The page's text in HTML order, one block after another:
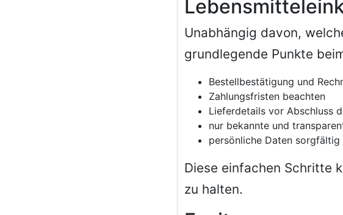
Unabhängig davon,
grundlegende Punkte
Bestellbestätigung und
Zahlungsfristen beachten
Lieferdetails vor Abschluss
nur bekannte und
persönliche Daten sorgfältig
Diese einfachen Schritte
zu halten.